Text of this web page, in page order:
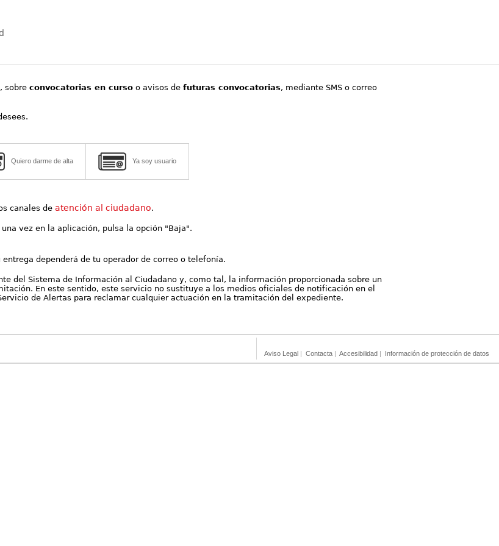
sobreconvocatorias en curso o avisos defuturas convocatorias, mediante SMS o correo
Quiero darme de alta Ya soy usuario
canales deatención al ciudadano.
vez en la aplicación, pulsa la opción "Baja".
dependerá de tu operador de correo o telefonía.
del Sistema de Información al Ciudadano y, como tal, la información proporcionada sobre un
En este sentido, este servicio no sustituye a los medios oficiales de notificación en el
de Alertas para reclamar cualquier actuación en la tramitación del expediente.
Aviso Legal | Contacta | Accesibilidad | Información de protección de datos